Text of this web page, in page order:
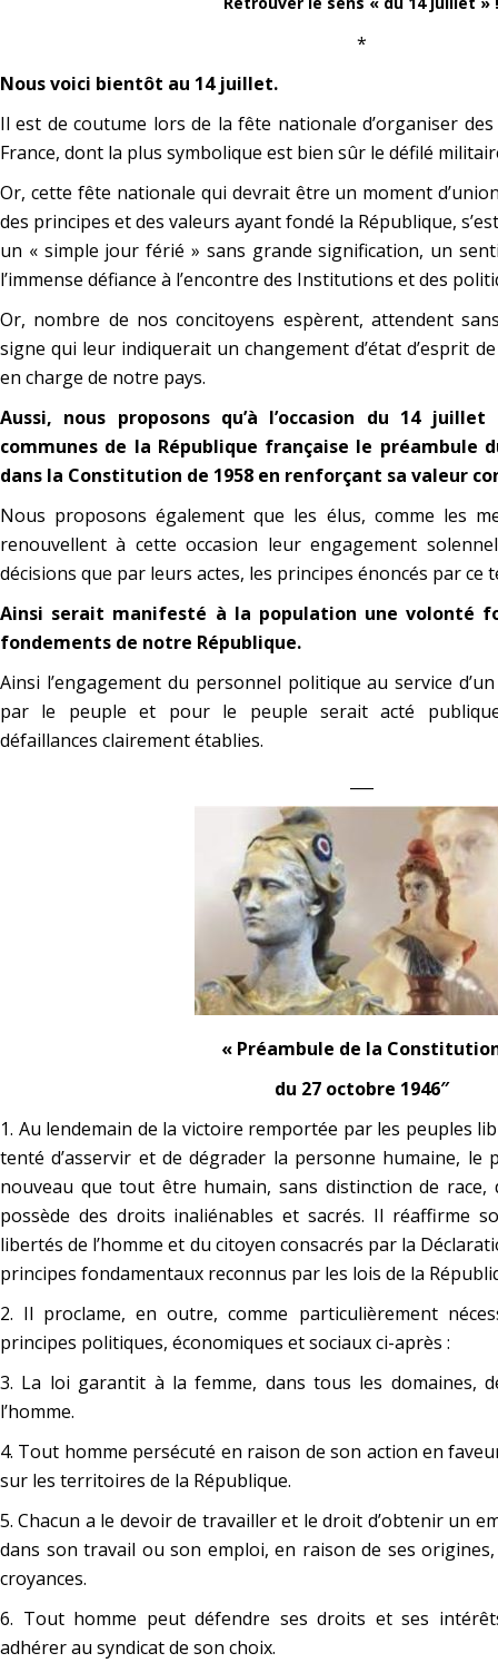
*
Nous voici bientôt au 14 juillet.
Il est de coutume lors de la fête nationale d’organiser
France, dont la plus symbolique est bien sûr le défilé
Or, cette fête nationale qui devrait être un moment
des principes et des valeurs ayant fondé la République,
un « simple jour férié » sans grande signification, un
l’immense défiance à l’encontre des Institutions et des
Or, nombre de nos concitoyens espèrent, attendent
signe qui leur indiquerait un changement d’état d’esprit
en charge de notre pays.
Aussi, nous proposons qu’à l’occasion du 14
communes de la République française le préambule
dans la Constitution de 1958 en renforçant sa valeur
Nous proposons également que les élus, comme les
renouvellent à cette occasion leur engagement
décisions que par leurs actes, les principes énoncés par ce
Ainsi serait manifesté à la population une volonté
fondements de notre République.
Ainsi l’engagement du personnel politique au service
par le peuple et pour le peuple serait acté
défaillances clairement établies.
« Préambule de la
du 27 octobre 1946″
1. Au lendemain de la victoire remportée par les peuples
tenté d’asservir et de dégrader la personne humaine, le
nouveau que tout être humain, sans distinction de race,
possède des droits inaliénables et sacrés. Il réaffirme
libertés de l’homme et du citoyen consacrés par la
principes fondamentaux reconnus par les lois de la
2. Il proclame, en outre, comme particulièrement
principes politiques, économiques et sociaux ci-après :
3. La loi garantit à la femme, dans tous les domaines,
l’homme.
4. Tout homme persécuté en raison de son action en
sur les territoires de la République.
5. Chacun a le devoir de travailler et le droit d’obtenir un
dans son travail ou son emploi, en raison de ses
croyances.
6. Tout homme peut défendre ses droits et ses
adhérer au syndicat de son choix.